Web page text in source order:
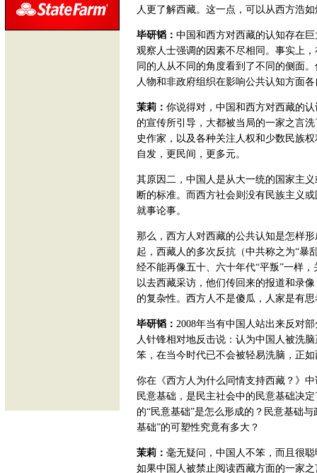
人更了解西藏。这一点，可以从西方浩
毕研韬： 中国和西方对西藏的认知存在
观察人士强调的因素不尽相同。事实上
同的人从不同的角度看到了不同的侧面
人物和非政府组织在影响公共认知方面
茉莉： 你说得对，中国和西方对西藏的
的宣传所引导，大都被当局的一家之言
史作家，以及各种关注人权和少数民族
自发，更民间，更多元。
其原因二，中国人是从大一统的国家主
断的标准。而西方社会则没有民族主义
就事论事。
那么，西方人对西藏的公共认知是怎样
起，西藏人的多次反抗（中共称之为“暴
经不能再像五十、六十年代“平叛”一样
以去西藏采访，他们传回来的报道和录
的复杂性。西方人不是傻瓜，人家是有
毕研韬： 2008年当有中国人站出来反对
人针锋相对地反击说：认为中国人被洗
笨，在当今时代已不会被轻易洗脑，正
你在《西方人为什么同情支持西藏？》
民意基础，是民主社会中的民意基础决
的“民意基础”是怎么形成的？民意基础
基础”的可塑性究竟有多大？
茉莉： 毫无疑问，中国人不笨，而且很
如果中国人被禁止阅读西藏方面的一家